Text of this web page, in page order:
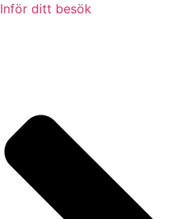
Inför ditt besök